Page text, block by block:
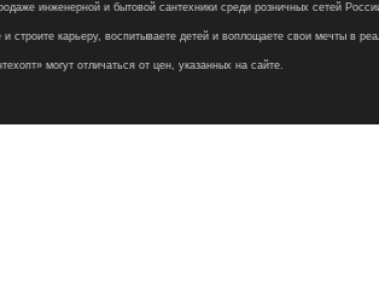
инженерной и бытовой сантехники среди розничных сетей
и строите карьеру, воспитываете детей и воплощаете свои мечты в
могут отличаться от цен, указанных на сайте.